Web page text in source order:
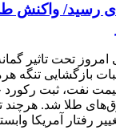
رسید/ واکنش
امروز تحت تاثیر
بازگشایی تنگه
نفت، ثبت رکورد
طلا شد. هرچند
رفتار آمریکا